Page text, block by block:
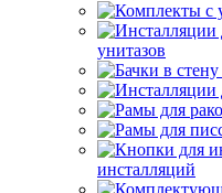
унитазов
инсталляций